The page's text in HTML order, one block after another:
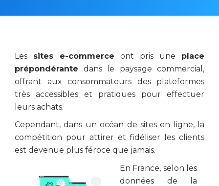
Les sites e-commerce ont pris une place
prépondérante dans le paysage commercial,
offrant aux consommateurs des plateformes
très accessibles et pratiques pour effectuer
leurs achats.
Cependant, dans un océan de sites en ligne, la
compétition pour attirer et fidéliser les clients
est devenue plus féroce que jamais.
En France, selon les
données de la